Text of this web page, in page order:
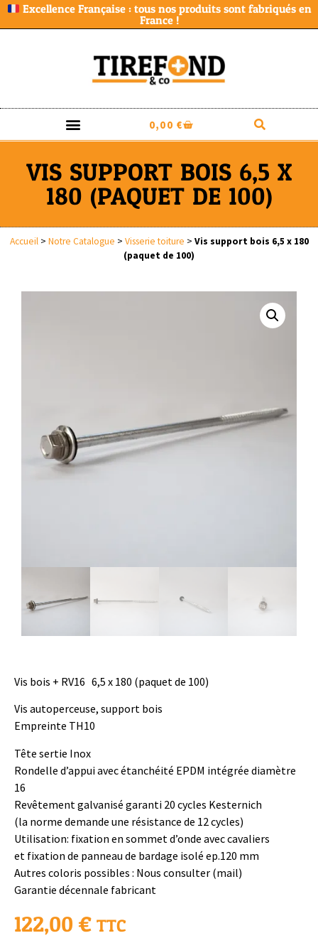
Excellence Française : tous nos produits sont fabriqués en
France !
0,00 €
VIS SUPPORT BOIS 6,5 X
180 (PAQUET DE 100)
Accueil> Notre Catalogue > Visserie toiture > Vis support bois 6,5 x 180
(paquet de 100)
Vis bois + RV16 6,5 x 180 (paquet de 100)
Vis autoperceuse, support bois
Empreinte TH10
Tête sertie Inox
Rondelle d’appui avec étanchéité EPDM intégrée diamètre
16
Revêtement galvanisé garanti 20 cycles Kesternich
(la norme demande une résistance de 12 cycles)
Utilisation: fixation en sommet d’onde avec cavaliers
et fixation de panneau de bardage isolé ep.120 mm
Autres coloris possibles : Nous consulter (mail)
Garantie décennale fabricant
122,00 € TTC